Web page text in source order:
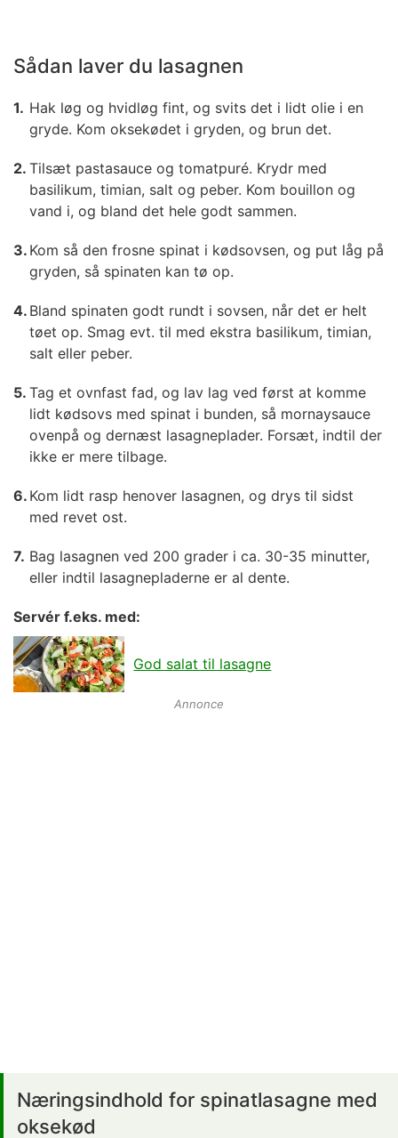
Sådan laver du lasagnen
Hak løg og hvidløg fint, og svits det i lidt olie i en
gryde. Kom oksekødet i gryden, og brun det.
Tilsæt pastasauce og tomatpuré. Krydr med
basilikum, timian, salt og peber. Kom bouillon og
vand i, og bland det hele godt sammen.
Kom så den frosne spinat i kødsovsen, og put låg på
gryden, så spinaten kan tø op.
Bland spinaten godt rundt i sovsen, når det er helt
tøet op. Smag evt. til med ekstra basilikum, timian,
salt eller peber.
Tag et ovnfast fad, og lav lag ved først at komme
lidt kødsovs med spinat i bunden, så mornaysauce
ovenpå og dernæst lasagneplader. Forsæt, indtil der
ikke er mere tilbage.
Kom lidt rasp henover lasagnen, og drys til sidst
med revet ost.
Bag lasagnen ved 200 grader i ca. 30-35 minutter,
eller indtil lasagnepladerne er al dente.
Servér f.eks. med:
God salat til lasagne
Annonce
Næringsindhold for spinatlasagne med
oksekød